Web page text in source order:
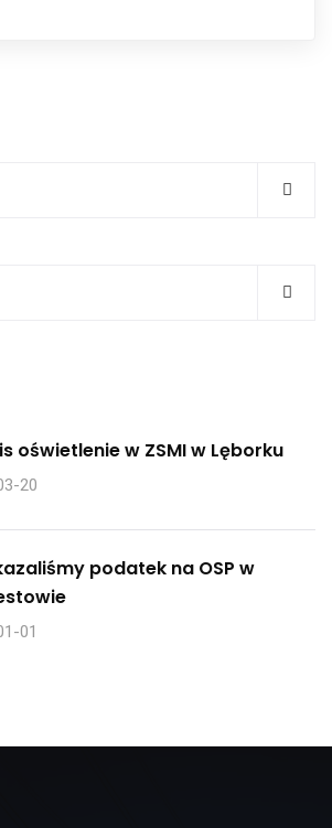
oświetlenie w ZSMI w Lęborku
20
podatek na OSP w
01